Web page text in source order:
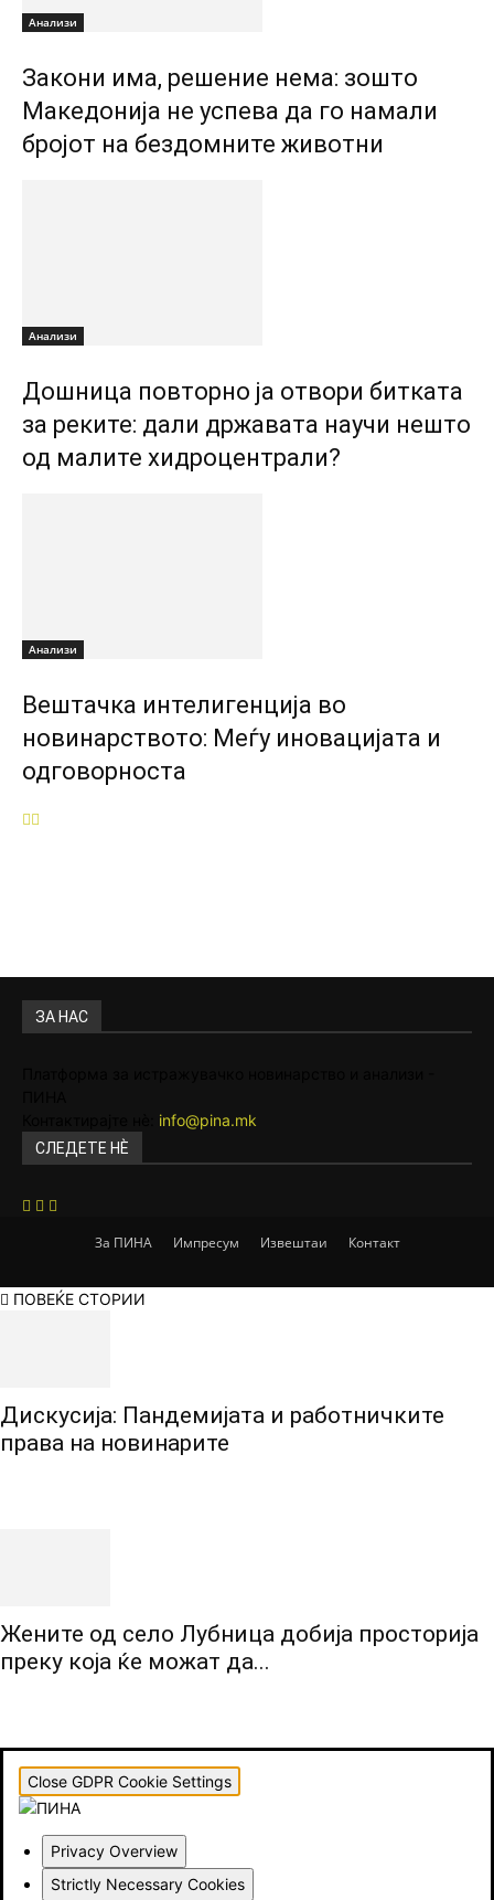
Анализи
Закони има, решение нема: зошто
Македонија не успева да го намали
бројот на бездомните животни
Анализи
Дошница повторно ја отвори битката
за реките: дали државата научи нешто
од малите хидроцентрали?
Анализи
Вештачка интелигенција во
новинарството: Меѓу иновацијата и
одговорноста
ЗА НАС
info@pina.mk
СЛЕДЕТЕ НЀ
За ПИНА Импресум Извештаи Контакт
ПОВЕЌЕ СТОРИИ
Дискусија: Пандемијата и работничките
права на новинарите
Жените од село Лубница добија просторија
преку која ќе можат да...
Close GDPR Cookie Settings
Privacy Overview
Strictly Necessary Cookies